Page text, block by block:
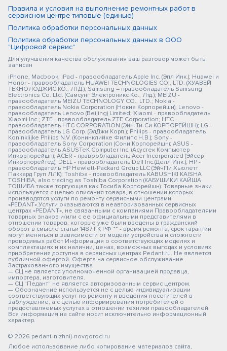
Правила и условия на выполнение ремонтных работ в
сервисном центре типовые (единые)
Политика обработки персональных данных
Политика обработки персональных данных в ООО
"Цифровой сервис"
Для улучшения качества обслуживания ваш разговор может быть
записан
iPhone, Macbook, iPad - правообладатель Apple Inc. (Эпл Инк.); Huawei и
Honor - правообладатель HUAWEI TECHNOLOGIES CO., LTD. (ХУАВЕЙ
ТЕКНОЛОДЖИС КО., ЛТД.); Samsung – правообладатель Samsung
Electronics Co. Ltd. (Самсунг Электроникс Ко., Лтд.); MEIZU -
правообладатель MEIZU TECHNOLOGY CO., LTD.; Nokia -
правообладатель Nokia Corporation (Нокиа Корпорейшн); Lenovo -
правообладатель Lenovo (Beijing) Limited; Xiaomi - правообладатель
Xiaomi Inc.; ZTE - правообладатель ZTE Corporation; HTC -
правообладатель HTC CORPORATION (Эйч-Ти-Си КОРПОРЕЙШН); LG -
правообладатель LG Corp. (ЭлДжи Корп.); Philips - правообладатель
Koninklijke Philips N.V. (Конинклийке Филипс Н.В.); Sony -
правообладатель Sony Corporation (Сони Корпорейшн); ASUS -
правообладатель ASUSTeK Computer Inc. (Асустек Компьютер
Инкорпорейшн); ACER - правообладатель Acer Incorporated (Эйсер
Инкорпорейтед); DELL - правообладатель Dell Inc.(Делл Инк.); HP -
правообладатель HP Hewlett-Packard Group LLC (ЭйчПи Хьюлетт
Паккард Груп ЛЛК); Toshiba - правообладатель KABUSHIKI KAISHA
TOSHIBA, also trading as Toshiba Corporation (КАБУШИКИ КАЙША
ТОШИБА также торгующая как Тосиба Корпорейшн). Товарные знаки
используется с целью описания товара, в отношении которых
производятся услуги по ремонту сервисными центрами
«PEDANT».Услуги оказываются в неавторизованных сервисных
центрах «PEDANT», не связанными с компаниями Правообладателями
товарных знаков и/или с ее официальными представителями в
отношении товаров, которые уже были введены в гражданский
оборот в смысле статьи 1487 ГК РФ ** - время ремонта, срок гарантии
могут меняться в зависимости от модели устройства и сложности
проводимых работ Информация о соответствующих моделях и
комплектациях и их наличии, ценах, возможных выгодах и условиях
приобретения доступна в сервисных центрах Pedant.ru. Не является
публичной офертой. Оферта на сервисное обслуживание
Застрахованного имущества
— СЦ не является уполномоченной организацией продавца,
импортера, изготовителя.
— СЦ "Педант" не является авторизованным сервис центром.
— Обозначение используется не с целью индивидуализации
соответствующих услуг по ремонту и введения посетителей в
заблуждение, а с целью информирования потребителей о
предоставляемых услугах в отношении техники правообладателей.
Вся информация на сайте носит исключительно информационный
характер.
© 2026 pedant-nizhnij-novgorod.ru
Любое использование либо копирование материалов сайта,